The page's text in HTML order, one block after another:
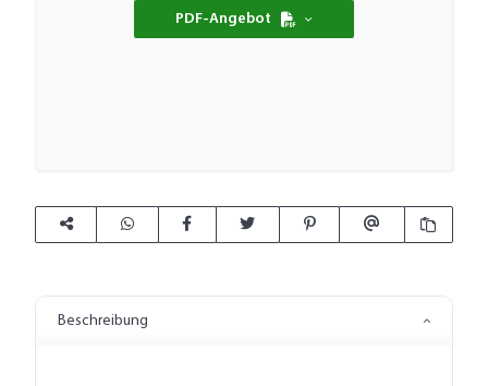
PDF-Angebot
Beschreibung